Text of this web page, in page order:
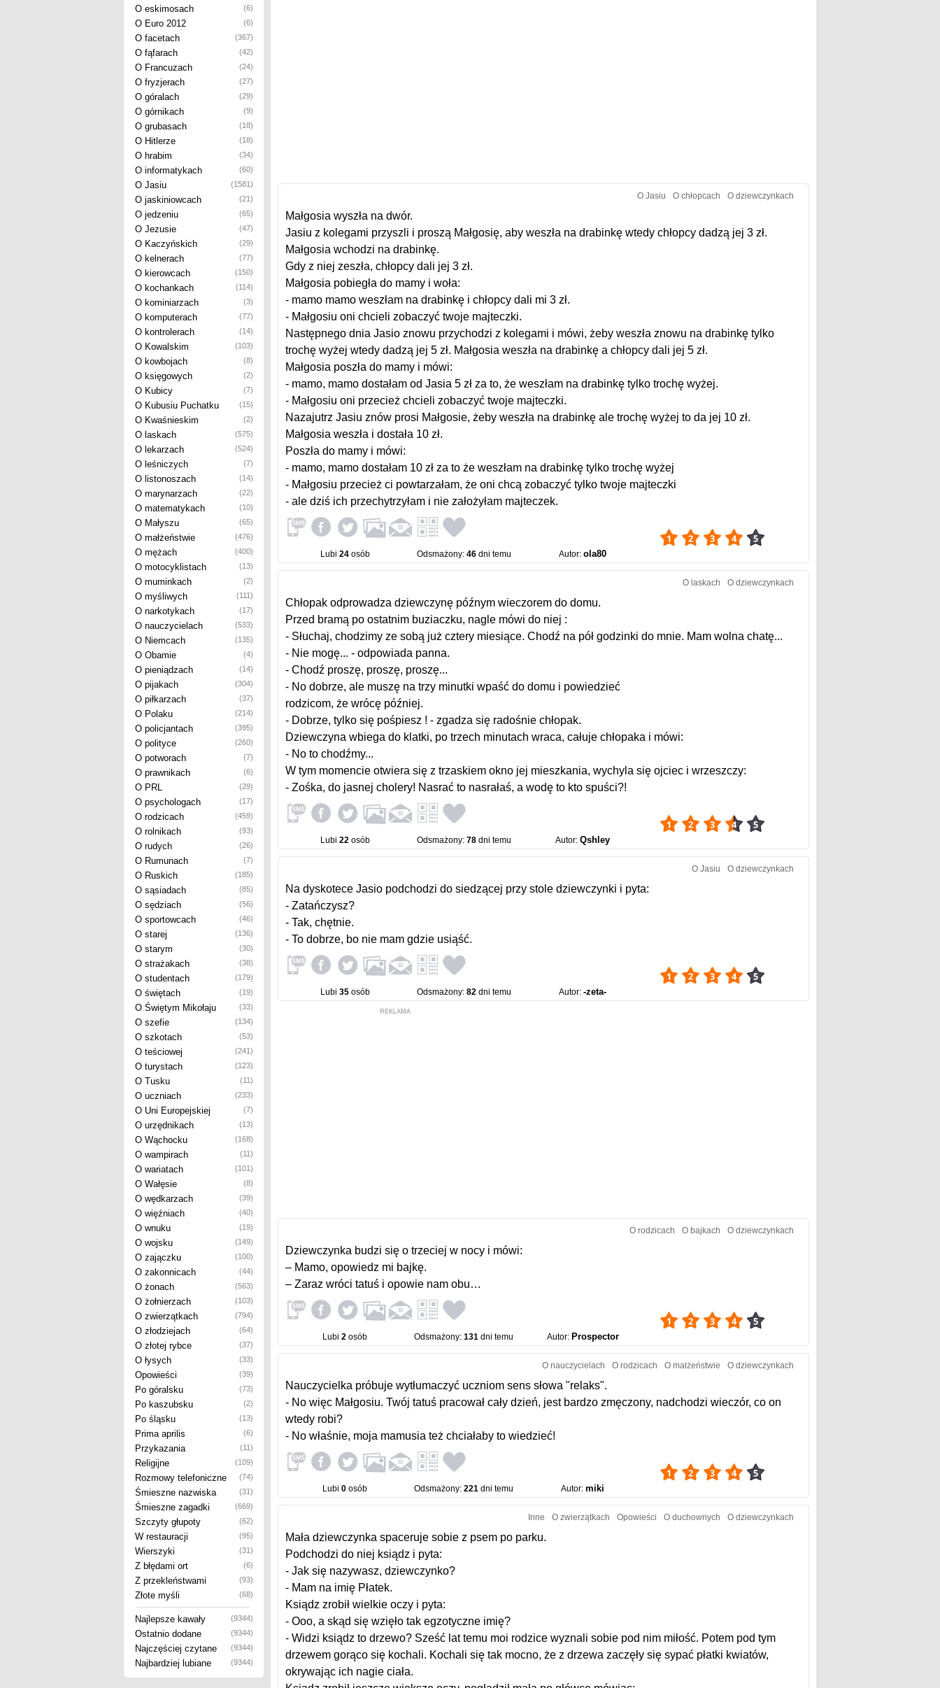
O eskimosach (6)
O Euro 2012 (6)
O facetach (367)
O fąfarach (42)
O Francuzach (24)
O fryzjerach (27)
O góralach (29)
O górnikach (9)
O grubasach (18)
O Hitlerze (18)
O hrabim (34)
O informatykach (60)
O Jasiu (1581)
O jaskiniowcach (21)
O jedzeniu (65)
O Jezusie (47)
O Kaczyńskich (29)
O kelnerach (77)
O kierowcach (150)
O kochankach (114)
O kominiarzach (3)
O komputerach (77)
O kontrolerach (14)
O Kowalskim (103)
O kowbojach (8)
O księgowych (2)
O Kubicy (7)
O Kubusiu Puchatku (15)
O Kwaśnieskim (2)
O laskach (575)
O lekarzach (524)
O leśniczych (7)
O listonoszach (14)
O marynarzach (22)
O matematykach (10)
O Małyszu (65)
O małżeństwie (476)
O mężach (400)
O motocyklistach (13)
O muminkach (2)
O myśliwych (111)
O narkotykach (17)
O nauczycielach (533)
O Niemcach (135)
O Obamie (4)
O pieniądzach (14)
O pijakach (304)
O piłkarzach (37)
O Polaku (214)
O policjantach (395)
O polityce (260)
O potworach (7)
O prawnikach (6)
O PRL (29)
O psychologach (17)
O rodzicach (459)
O rolnikach (93)
O rudych (26)
O Rumunach (7)
O Ruskich (185)
O sąsiadach (85)
O sędziach (56)
O sportowcach (46)
O starej (136)
O starym (30)
O strażakach (38)
O studentach (179)
O świętach (19)
O Świętym Mikołaju (33)
O szefie (134)
O szkotach (53)
O teściowej (241)
O turystach (123)
O Tusku (11)
O uczniach (233)
O Uni Europejskiej (7)
O urzędnikach (13)
O Wąchocku (168)
O wampirach (11)
O wariatach (101)
O Wałęsie (8)
O wędkarzach (39)
O więźniach (40)
O wnuku (19)
O wojsku (149)
O zajączku (100)
O zakonnicach (44)
O żonach (563)
O żołnierzach (103)
O zwierzątkach (794)
O złodziejach (64)
O złotej rybce (37)
O łysych (33)
Opowieści (39)
Po góralsku (73)
Po kaszubsku (2)
Po śląsku (13)
Prima aprilis (6)
Przykazania (11)
Religijne (109)
Rozmowy telefoniczne (74)
Śmieszne nazwiska (31)
Śmieszne zagadki (669)
Szczyty głupoty (62)
W restauracji (95)
Wierszyki (31)
Z błędami ort (6)
Z przekleństwami (93)
Złote myśli (68)
Najlepsze kawały (9344)
Ostatnio dodane (9344)
Najczęściej czytane (9344)
Najbardziej lubiane (9344)
O Jasiu O chłopcach O dziewczynkach
Małgosia wyszła na dwór.
Jasiu z kolegami przyszli i proszą Małgosię, aby weszła na drabinkę wtedy chłopcy dadzą jej 3 zł.
Małgosia wchodzi na drabinkę.
Gdy z niej zeszła, chłopcy dali jej 3 zł.
Małgosia pobiegła do mamy i woła:
- mamo mamo weszłam na drabinkę i chłopcy dali mi 3 zł.
- Małgosiu oni chcieli zobaczyć twoje majteczki.
Następnego dnia Jasio znowu przychodzi z kolegami i mówi, żeby weszła znowu na drabinkę tylko
trochę wyżej wtedy dadzą jej 5 zł. Małgosia weszła na drabinkę a chłopcy dali jej 5 zł.
Małgosia poszła do mamy i mówi:
- mamo, mamo dostałam od Jasia 5 zł za to, że weszłam na drabinkę tylko trochę wyżej.
- Małgosiu oni przecież chcieli zobaczyć twoje majteczki.
Nazajutrz Jasiu znów prosi Małgosie, żeby weszła na drabinkę ale trochę wyżej to da jej 10 zł.
Małgosia weszła i dostała 10 zł.
Poszła do mamy i mówi:
- mamo, mamo dostałam 10 zł za to że weszłam na drabinkę tylko trochę wyżej
- Małgosiu przecież ci powtarzałam, że oni chcą zobaczyć tylko twoje majteczki
- ale dziś ich przechytrzyłam i nie założyłam majteczek.
Lubi 24osób Odsmażony: 46dni temu Autor: ola80
O laskach O dziewczynkach
Chłopak odprowadza dziewczynę późnym wieczorem do domu.
Przed bramą po ostatnim buziaczku, nagle mówi do niej :
- Słuchaj, chodzimy ze sobą już cztery miesiące. Chodź na pół godzinki do mnie. Mam wolna chatę...
- Nie mogę... - odpowiada panna.
- Chodź proszę, proszę, proszę...
- No dobrze, ale muszę na trzy minutki wpaść do domu i powiedzieć
rodzicom, że wrócę później.
- Dobrze, tylko się pośpiesz ! - zgadza się radośnie chłopak.
Dziewczyna wbiega do klatki, po trzech minutach wraca, całuje chłopaka i mówi:
- No to chodźmy...
W tym momencie otwiera się z trzaskiem okno jej mieszkania, wychyla się ojciec i wrzeszczy:
- Zośka, do jasnej cholery! Nasrać to nasrałaś, a wodę to kto spuści?!
Lubi 22osób Odsmażony: 78dni temu Autor: Qshley
O Jasiu O dziewczynkach
Na dyskotece Jasio podchodzi do siedzącej przy stole dziewczynki i pyta:
- Zatańczysz?
- Tak, chętnie.
- To dobrze, bo nie mam gdzie usiąść.
Lubi 35osób Odsmażony: 82dni temu Autor: -zeta-
REKLAMA
O rodzicach O bajkach O dziewczynkach
Dziewczynka budzi się o trzeciej w nocy i mówi:
– Mamo, opowiedz mi bajkę.
– Zaraz wróci tatuś i opowie nam obu…
Lubi 2 osób Odsmażony: 131 dni temu Autor: Prospector
O nauczycielach O rodzicach O małżeństwie O dziewczynkach
Nauczycielka próbuje wytłumaczyć uczniom sens słowa "relaks".
- No więc Małgosiu. Twój tatuś pracował cały dzień, jest bardzo zmęczony, nadchodzi wieczór, co on
wtedy robi?
- No właśnie, moja mamusia też chciałaby to wiedzieć!
Lubi 0 osób Odsmażony: 221 dni temu Autor: miki
Inne O zwierzątkach Opowieści O duchownych O dziewczynkach
Mała dziewczynka spaceruje sobie z psem po parku.
Podchodzi do niej ksiądz i pyta:
- Jak się nazywasz, dziewczynko?
- Mam na imię Płatek.
Ksiądz zrobił wielkie oczy i pyta:
- Ooo, a skąd się wzięło tak egzotyczne imię?
- Widzi ksiądz to drzewo? Sześć lat temu moi rodzice wyznali sobie pod nim miłość. Potem pod tym
drzewem gorąco się kochali. Kochali się tak mocno, że z drzewa zaczęły się sypać płatki kwiatów,
okrywając ich nagie ciała.